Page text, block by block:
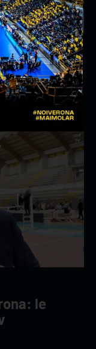
le
le